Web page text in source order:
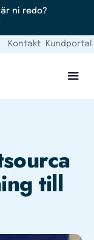
ni redo?
Kontakt Kundportal
till